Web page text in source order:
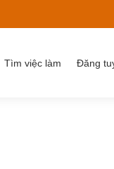
Tìm việc làm Đăng